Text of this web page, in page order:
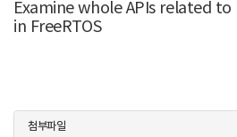
Examine whole APIs related
in FreeRTOS
첨부파일